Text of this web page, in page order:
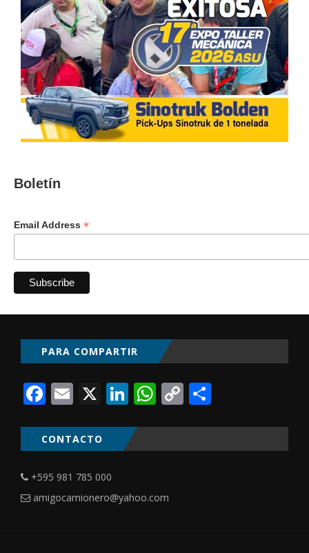
Boletín
Email Address *
PARA COMPARTIR
Facebook
Email
X LinkedIn
WhatsApp
Copy
CONTACTO
+595 981 785 000
amigocamionero@yahoo.com